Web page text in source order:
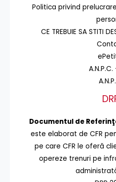
Politica privind
CE TREBUIE SA STITI
A.N.P.C.
Documentul de
este elaborat de CFR
pe care CFR le oferă
opereze trenuri pe